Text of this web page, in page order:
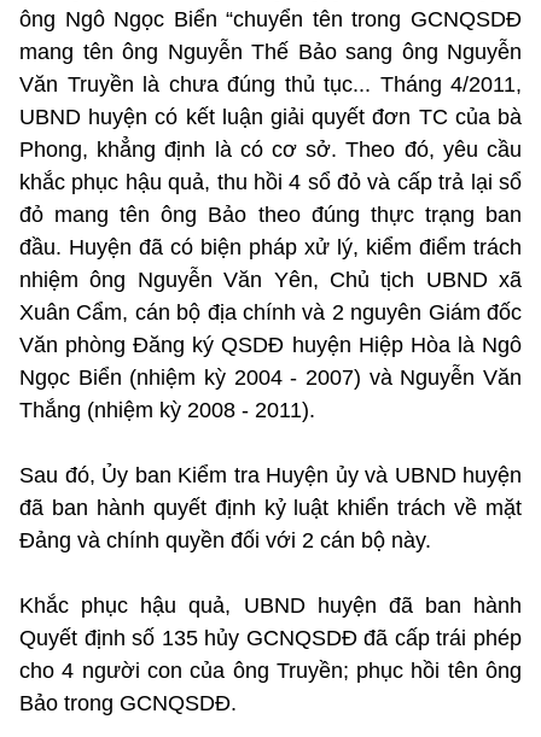
ông Ngô Ngọc Biển “chuyển tên trong GCNQSDĐ
mang tên ông Nguyễn Thế Bảo sang ông Nguyễn
Văn Truyền là chưa đúng thủ tục... Tháng 4/2011,
UBND huyện có kết luận giải quyết đơn TC của bà
Phong, khẳng định là có cơ sở. Theo đó, yêu cầu
khắc phục hậu quả, thu hồi 4 sổ đỏ và cấp trả lại sổ
đỏ mang tên ông Bảo theo đúng thực trạng ban
đầu. Huyện đã có biện pháp xử lý, kiểm điểm trách
nhiệm ông Nguyễn Văn Yên, Chủ tịch UBND xã
Xuân Cẩm, cán bộ địa chính và 2 nguyên Giám đốc
Văn phòng Đăng ký QSDĐ huyện Hiệp Hòa là Ngô
Ngọc Biển (nhiệm kỳ 2004 - 2007) và Nguyễn Văn
Thắng (nhiệm kỳ 2008 - 2011).
Sau đó, Ủy ban Kiểm tra Huyện ủy và UBND huyện
đã ban hành quyết định kỷ luật khiển trách về mặt
Đảng và chính quyền đối với 2 cán bộ này.
Khắc phục hậu quả, UBND huyện đã ban hành
Quyết định số 135 hủy GCNQSDĐ đã cấp trái phép
cho 4 người con của ông Truyền; phục hồi tên ông
Bảo trong GCNQSDĐ.